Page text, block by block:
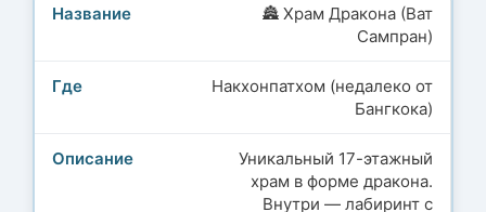
🏯 Храм Дракона (Ват
Сампран)
Накхонпатхом (недалеко от
Бангкока)
Уникальный 17-этажный
храм в форме дракона.
Внутри — лабиринт с